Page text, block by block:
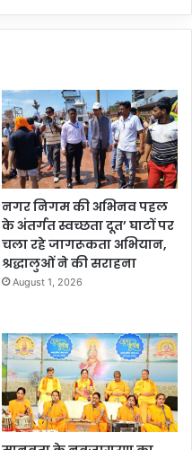
नगर निगम की अभिनव पहल
के अंतर्गत स्वच्छता दूत’ घाटों पर
चला रहे जागरूकता अभियान,
श्रद्धालुओं ने की सराहना
August 1, 2026